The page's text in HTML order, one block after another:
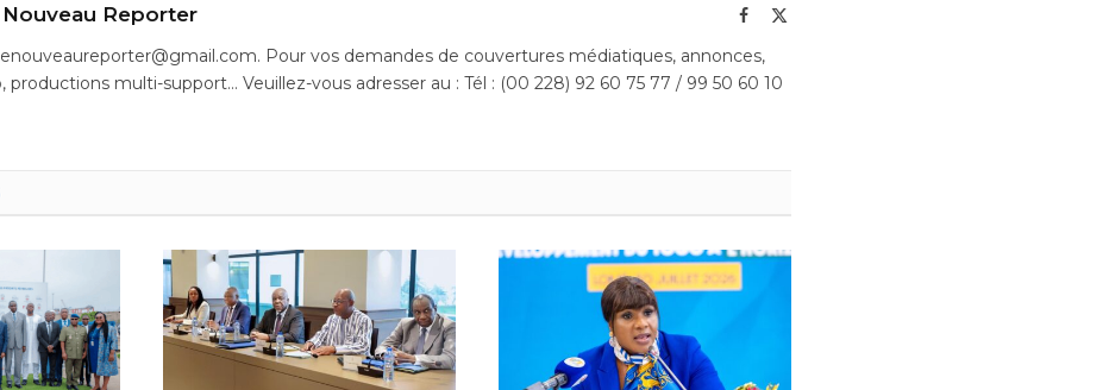
Nouveau Reporter Facebook
Pour vos demandes de couvertures médiatiques, annonces,
productions multi-support… Veuillez-vous adresser au : Tél : (00 228) 92 60 75 77 / 99 50 60 10